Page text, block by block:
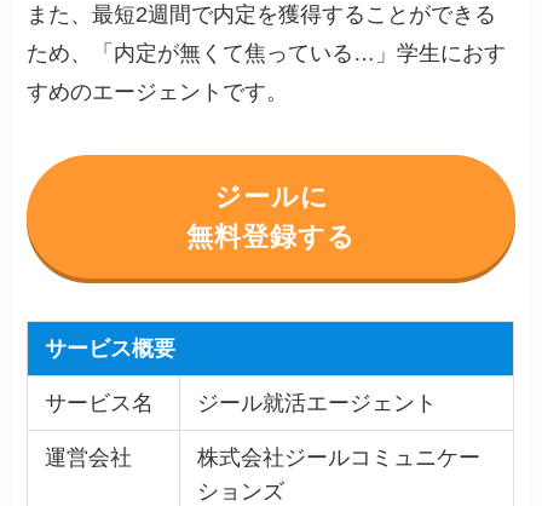
また、最短2週間で内定を獲得することができる
ため、「内定が無くて焦っている…」学生におす
すめのエージェントです。
ジールに
無料登録する
サービス概要
サービス名 ジール就活エージェント
運営会社
株式会社ジールコミュニケー
ションズ